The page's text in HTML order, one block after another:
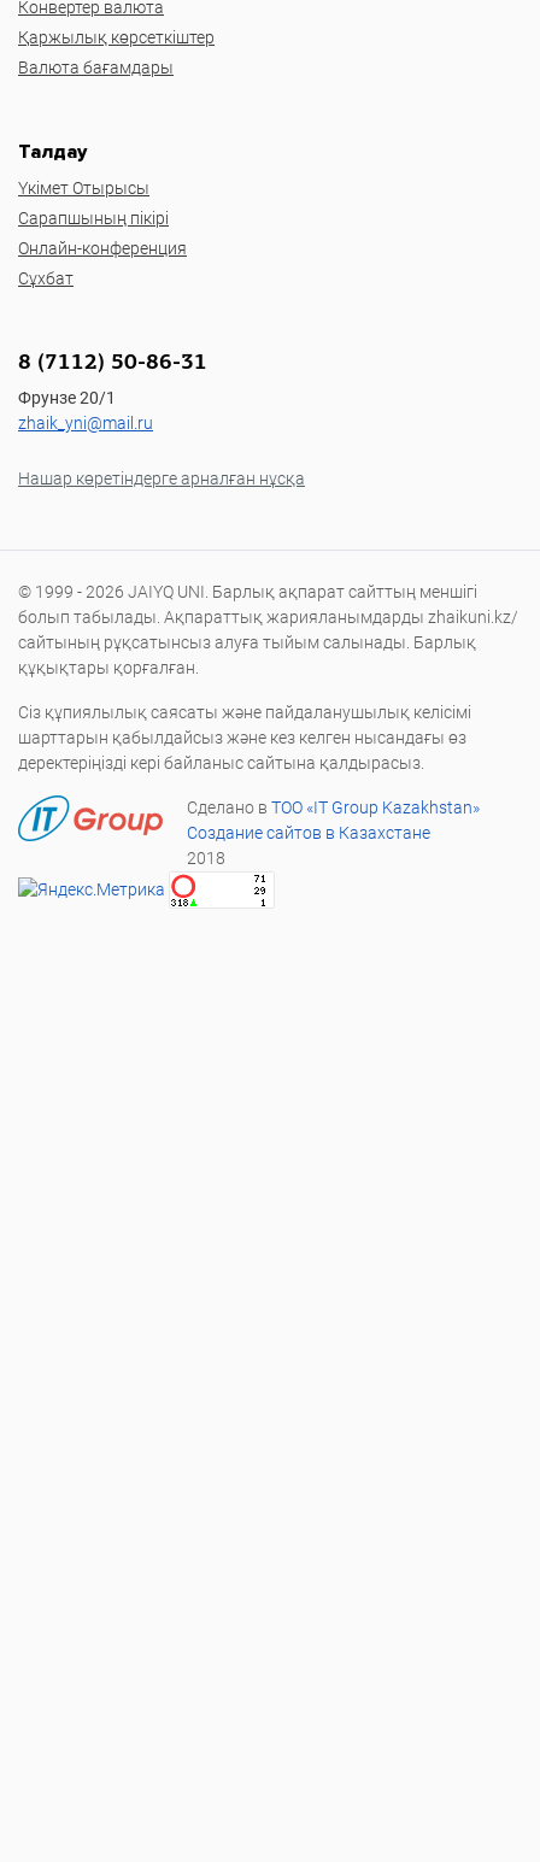
Конвертер валюта
Қаржылық көрсеткіштер
Валюта бағамдары
Талдау
Үкімет Отырысы
Сарапшының пікірі
Онлайн-конференция
Сұхбат
8 (7112) 50-86-31
Фрунзе 20/1
zhaik_yni@mail.ru
Нашар көретіндерге арналған нұсқа
© 1999 - 2026 JAIYQ UNI. Барлық ақпарат сайттың меншігі
болып табылады. Ақпараттық жарияланымдарды zhaikuni.kz/
сайтының рұқсатынсыз алуға тыйым салынады. Барлық
құқықтары қорғалған.
Сіз құпиялылық саясаты және пайдаланушылық келісімі
шарттарын қабылдайсыз және кез келген нысандағы өз
деректеріңізді кері байланыс сайтына қалдырасыз.
Сделано в ТОО «IT Group Kazakhstan»
Создание сайтов в Казахстане
2018